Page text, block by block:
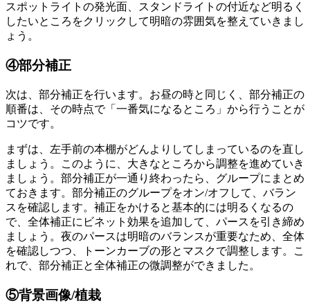
スポットライトの発光面、スタンドライトの付近など明るく
したいところをクリックして明暗の雰囲気を整えていきまし
ょう。
④部分補正
次は、部分補正を行います。お昼の時と同じく、部分補正の
順番は、その時点で「一番気になるところ」から行うことが
コツです。
まずは、左手前の本棚がどんよりしてしまっているのを直し
ましょう。このように、大きなところから調整を進めていき
ましょう。部分補正が一通り終わったら、グループにまとめ
ておきます。部分補正のグループをオン/オフして、バラン
スを確認します。補正をかけると基本的には明るくなるの
で、全体補正にビネット効果を追加して、パースを引き締め
ましょう。 夜のパースは明暗のバランスが重要なため、全体
を確認しつつ、トーンカーブの形とマスクで調整します。こ
れで、部分補正と全体補正の微調整ができました。
⑤背景画像/植栽